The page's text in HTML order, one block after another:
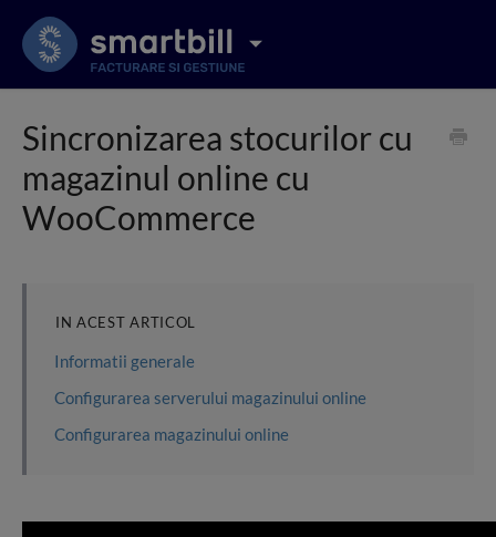
Sincronizarea stocurilor cu
magazinul online cu
WooCommerce
IN ACEST ARTICOL
Informatii generale
Configurarea serverului magazinului online
Configurarea magazinului online